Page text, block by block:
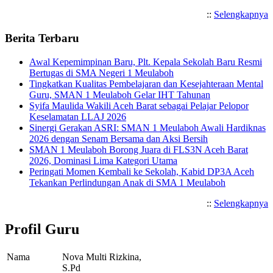
:: Selengkapnya
Berita Terbaru
Awal Kepemimpinan Baru, Plt. Kepala Sekolah Baru Resmi
Bertugas di SMA Negeri 1 Meulaboh
Tingkatkan Kualitas Pembelajaran dan Kesejahteraan Mental
Guru, SMAN 1 Meulaboh Gelar IHT Tahunan
Syifa Maulida Wakili Aceh Barat sebagai Pelajar Pelopor
Keselamatan LLAJ 2026
Sinergi Gerakan ASRI: SMAN 1 Meulaboh Awali Hardiknas
2026 dengan Senam Bersama dan Aksi Bersih
SMAN 1 Meulaboh Borong Juara di FLS3N Aceh Barat
2026, Dominasi Lima Kategori Utama
Peringati Momen Kembali ke Sekolah, Kabid DP3A Aceh
Tekankan Perlindungan Anak di SMA 1 Meulaboh
:: Selengkapnya
Profil Guru
Nama
Nova Multi Rizkina,
S.Pd